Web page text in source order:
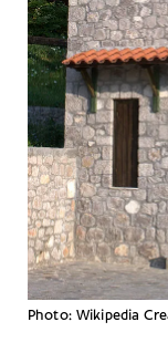
Photo: Wikipedia